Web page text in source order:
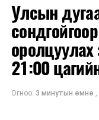
Улсын
21:00
Огноо: 3 минутын өмнө ,